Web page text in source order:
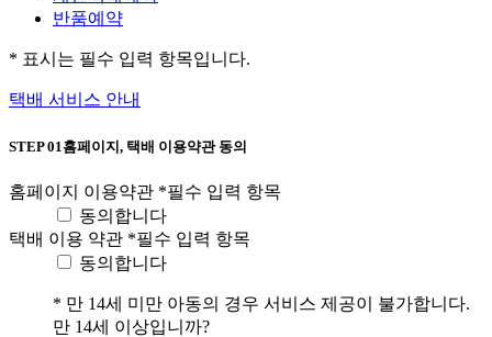
반품예약
* 표시는 필수 입력 항목입니다.
택배 서비스 안내
STEP 01 홈페이지, 택배 이용약관 동의
홈페이지 이용약관 *필수 입력 항목
동의합니다
택배 이용 약관 *필수 입력 항목
동의합니다
* 만 14세 미만 아동의 경우 서비스 제공이 불가합니다.
만 14세 이상입니까?